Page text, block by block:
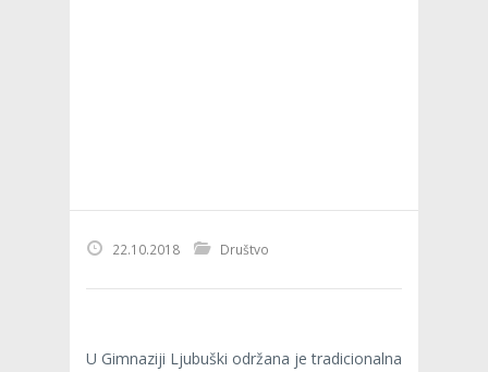
22.10.2018 Društvo
U Gimnaziji Ljubuški održana je tradicionalna